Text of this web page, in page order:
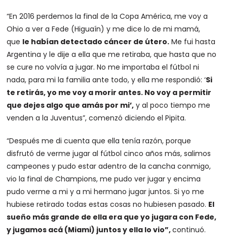
“En 2016 perdemos la final de la Copa América, me voy a
Ohio a ver a Fede (Higuaín) y me dice lo de mi mamá,
que le habían detectado cáncer de útero. Me fui hasta
Argentina y le dije a ella que me retiraba, que hasta que no
se cure no volvía a jugar. No me importaba el fútbol ni
nada, para mi la familia ante todo, y ella me respondió: ‘Si
te retirás, yo me voy a morir antes. No voy a permitir
que dejes algo que amás por mi’, y al poco tiempo me
venden a la Juventus”, comenzó diciendo el Pipita.
“Después me di cuenta que ella tenía razón, porque
disfrutó de verme jugar al fútbol cinco años más, salimos
campeones y pudo estar adentro de la cancha conmigo,
vio la final de Champions, me pudo ver jugar y encima
pudo verme a mi y a mi hermano jugar juntos. Si yo me
hubiese retirado todas estas cosas no hubiesen pasado. El
sueño más grande de ella era que yo jugara con Fede,
y jugamos acá (Miami) juntos y ella lo vio”,continuó.